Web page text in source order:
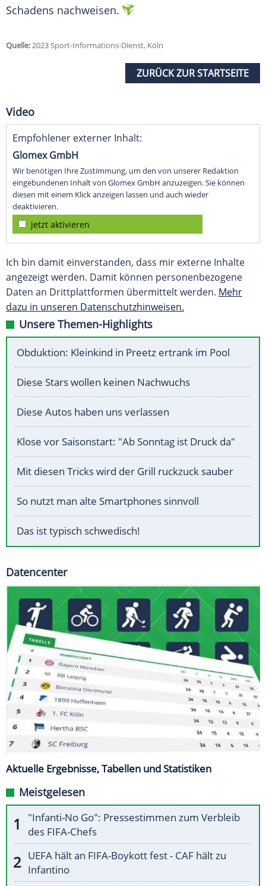
Schadens nachweisen.
Quelle:2023 Sport-Informations-Dienst, Köln
ZURÜCK ZUR STARTSEITE
Video
Empfohlener externer Inhalt:
Glomex GmbH
Wir benötigen Ihre Zustimmung, um den von unserer Redaktion
eingebundenen Inhalt von Glomex GmbH anzuzeigen. Sie können
diesen mit einem Klick anzeigen lassen und auch wieder
deaktivieren.
jetzt aktivieren
Ich bin damit einverstanden, dass mir externe Inhalte
angezeigt werden. Damit können personenbezogene
Daten an Drittplattformen übermittelt werden. Mehr
dazu in unseren Datenschutzhinweisen.
Unsere Themen-Highlights
Obduktion: Kleinkind in Preetz ertrank im Pool
Diese Stars wollen keinen Nachwuchs
Diese Autos haben uns verlassen
Klose vor Saisonstart: "Ab Sonntag ist Druck da"
Mit diesen Tricks wird der Grill ruckzuck sauber
So nutzt man alte Smartphones sinnvoll
Das ist typisch schwedisch!
Datencenter
Aktuelle Ergebnisse, Tabellen und Statistiken
Meistgelesen
"Infanti-No Go": Pressestimmen zum Verbleib
des FIFA-Chefs
UEFA hält an FIFA-Boykott fest - CAF hält zu
Infantino